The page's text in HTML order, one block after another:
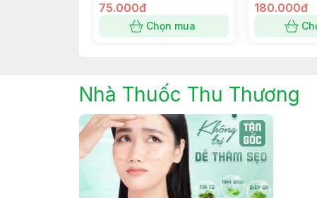
75.000đ
Chọn mua
180.000đ
Nhà Thuốc Thu Thương